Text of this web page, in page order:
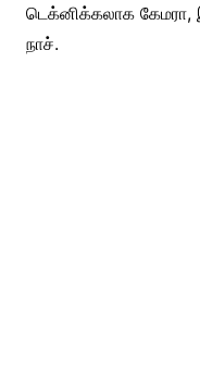
டெக்னிக்கலாக
நாச்.